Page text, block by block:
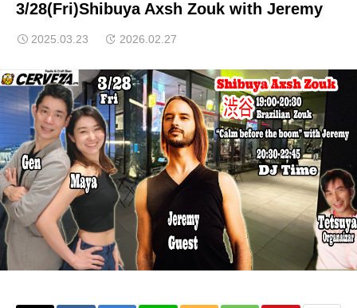
3/28(Fri)Shibuya Axsh Zouk with Jeremy
2025.03.23 2026.02.27